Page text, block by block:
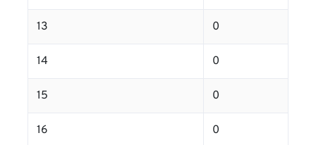
13 0
14 0
15 0
16 0